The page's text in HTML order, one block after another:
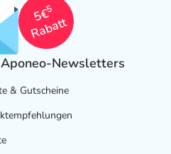
5€
5
Rabatt
Newsletters
& Gutscheine